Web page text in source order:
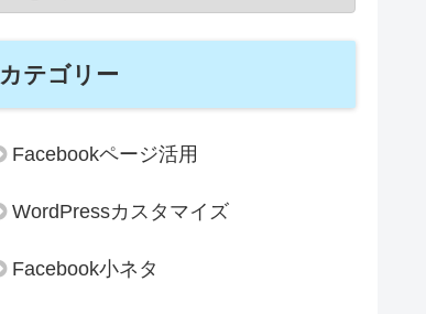
カテゴリー
Facebookページ活用
WordPressカスタマイズ
Facebook小ネタ